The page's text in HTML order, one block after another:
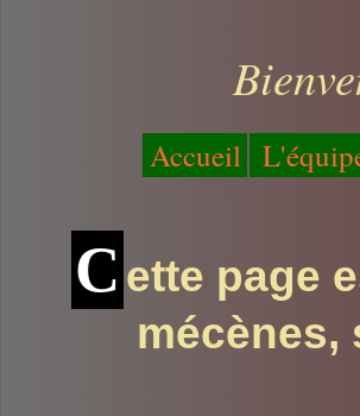
Accueil
C ette page
mécènes,